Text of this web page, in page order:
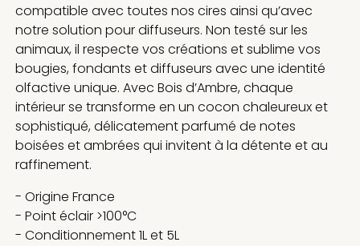
compatible avec toutes nos cires ainsi qu’avec
notre solution pour diffuseurs. Non testé sur les
animaux, il respecte vos créations et sublime vos
bougies, fondants et diffuseurs avec une identité
olfactive unique. Avec Bois d’Ambre, chaque
intérieur se transforme en un cocon chaleureux et
sophistiqué, délicatement parfumé de notes
boisées et ambrées qui invitent à la détente et au
raffinement.
- Origine France
- Point éclair >100°C
- Conditionnement 1L et 5L